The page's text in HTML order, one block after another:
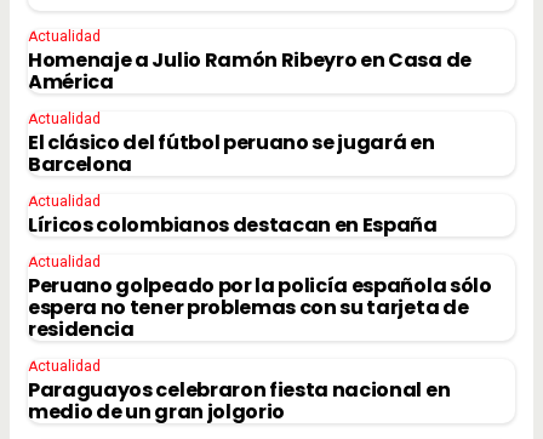
Actualidad
Homenaje a Julio Ramón Ribeyro en Casa de
América
Actualidad
El clásico del fútbol peruano se jugará en
Barcelona
Actualidad
Líricos colombianos destacan en España
Actualidad
Peruano golpeado por la policía española sólo
espera no tener problemas con su tarjeta de
residencia
Actualidad
Paraguayos celebraron fiesta nacional en
medio de un gran jolgorio